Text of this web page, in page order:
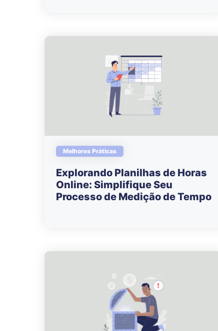
Melhores Práticas
Explorando Planilhas de Horas
Online: Simplifique Seu
Processo de Medição de Tempo